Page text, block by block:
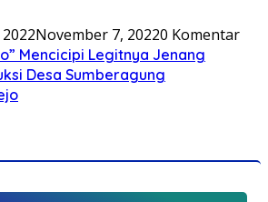
November 7, 20220 Komentar
Mencicipi Legitnya Jenang
Desa Sumberagung